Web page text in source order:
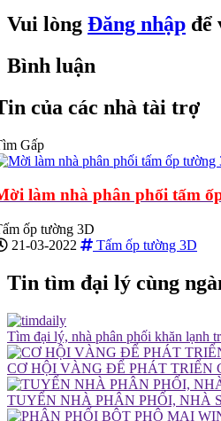
Vui lòng Đăng nhập để
Bình luận
của các nhà tài trợ
Gấp
làm nhà phân phối tấm
ốp tường 3D
21-03-2022
Tấm ốp tường 3D
Tin tìm đại lý cùng
Tìm đại lý, nhà phân phối khăn lạnh
CƠ HỘI VÀNG ĐỂ PHÁT TRIỂN
TUYỂN NHÀ PHÂN PHỐI, NHÀ